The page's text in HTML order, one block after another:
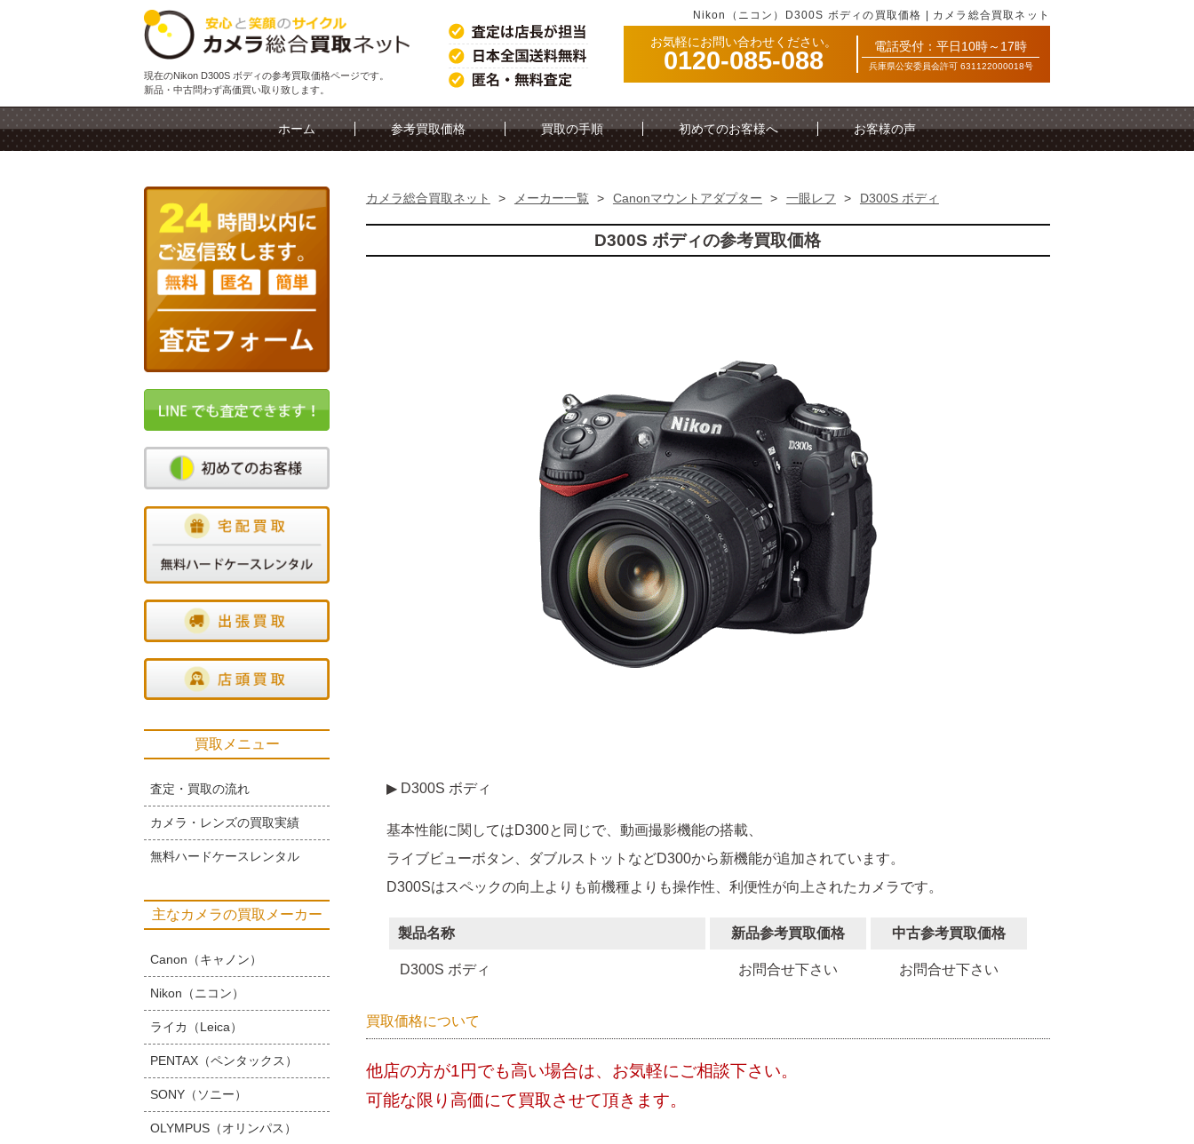
Nikon（ニコン）D300S ボディの買取価格 | カメラ総合買取ネット
現在のNikon D300S ボディの参考買取価格ページです。
新品・中古問わず高価買い取り致します。
お気軽にお問い合わせください。
0120-085-088 電話受付：平日10時～17時
兵庫県公安委員会許可 631122000018号
ホーム 参考買取価格 買取の手順 初めてのお客様へ お客様の声
カメラ総合買取ネット > メーカー一覧 > Canonマウントアダプター > 一眼レフ > D300S ボディ
D300S ボディの参考買取価格
▶ D300S ボディ
基本性能に関してはD300と同じで、動画撮影機能の搭載、
ライブビューボタン、ダブルストットなどD300から新機能が追加されています。
D300Sはスペックの向上よりも前機種よりも操作性、利便性が向上されたカメラです。
製品名称 新品参考買取価格 中古参考買取価格
D300S ボディ お問合せ下さい お問合せ下さい
買取価格について
他店の方が1円でも高い場合は、お気軽にご相談下さい。
可能な限り高価にて買取させて頂きます。
買取メニュー
査定・買取の流れ
カメラ・レンズの買取実績
無料ハードケースレンタル
主なカメラの買取メーカー
Canon（キャノン）
Nikon（ニコン）
ライカ（Leica）
PENTAX（ペンタックス）
SONY（ソニー）
OLYMPUS（オリンパス）